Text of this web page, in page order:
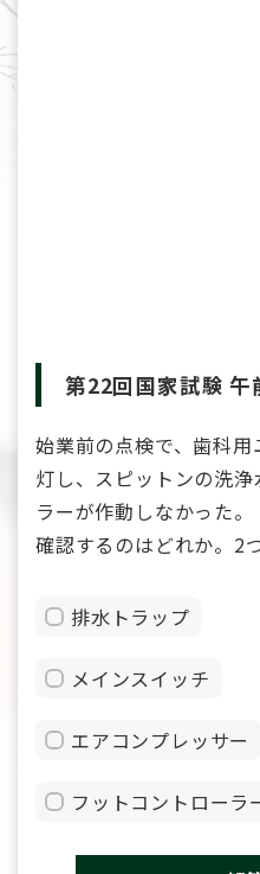
第22回国家試験 午
始業前の点検で、歯科
灯し、スピットンの洗
ラーが作動しなかった。
確認するのはどれか。2
排水トラップ
メインスイッチ
エアコンプレッサー
フットコントローラ